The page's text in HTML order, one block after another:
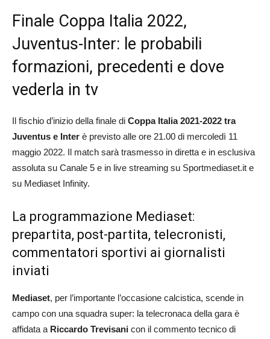
Finale Coppa Italia 2022,
Juventus-Inter: le probabili
formazioni, precedenti e dove
vederla in tv
Il fischio d’inizio della finale di Coppa Italia 2021-2022 tra
Juventus e Inter è previsto alle ore 21.00 di mercoledì 11
maggio 2022. Il match sarà trasmesso in diretta e in esclusiva
assoluta su Canale 5 e in live streaming su Sportmediaset.it e
su Mediaset Infinity.
La programmazione Mediaset:
prepartita, post-partita, telecronisti,
commentatori sportivi ai giornalisti
inviati
Mediaset, per l’importante l’occasione calcistica, scende in
campo con una squadra super: la telecronaca della gara è
affidata a Riccardo Trevisani con il commento tecnico di